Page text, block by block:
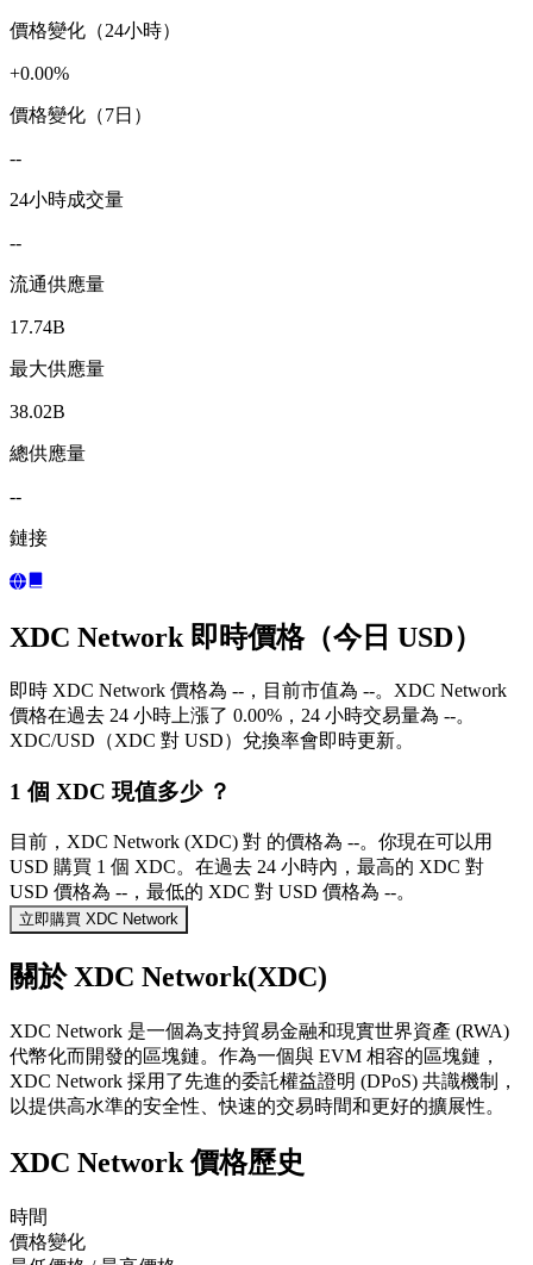
價格變化（24小時）
+0.00%
價格變化（7日）
--
24小時成交量
--
流通供應量
17.74B
最大供應量
38.02B
總供應量
--
鏈接
XDC Network 即時價格（今日 USD）
即時 XDC Network 價格為 --，目前市值為 --。XDC Network
價格在過去 24 小時上漲了 0.00%，24 小時交易量為 --。
XDC/USD（XDC 對 USD）兌換率會即時更新。
1 個 XDC 現值多少 ？
目前，XDC Network (XDC) 對 的價格為 --。你現在可以用
USD 購買 1 個 XDC。在過去 24 小時內，最高的 XDC 對
USD 價格為 --，最低的 XDC 對 USD 價格為 --。
立即購買 XDC Network
關於 XDC Network(XDC)
XDC Network 是一個為支持貿易金融和現實世界資產 (RWA)
代幣化而開發的區塊鏈。作為一個與 EVM 相容的區塊鏈，
XDC Network 採用了先進的委託權益證明 (DPoS) 共識機制，
以提供高水準的安全性、快速的交易時間和更好的擴展性。
XDC Network 價格歷史
時間
價格變化